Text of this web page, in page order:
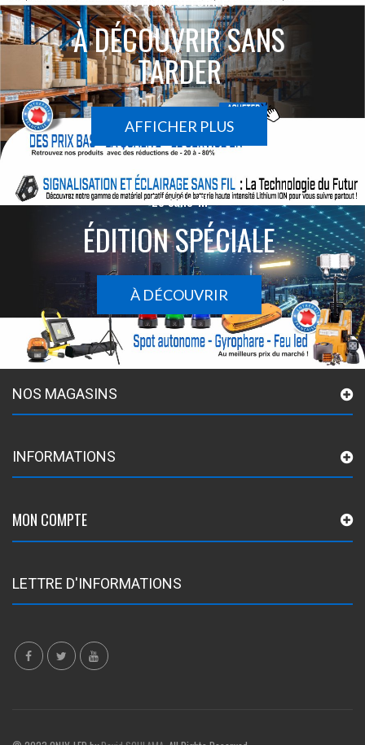
À DÉCOUVRIR SANS
TARDER
AFFICHER PLUS
Le sans-fil
ÉDITION SPÉCIALE
À DÉCOUVRIR
NOS MAGASINS
INFORMATIONS
MON COMPTE
LETTRE D'INFORMATIONS